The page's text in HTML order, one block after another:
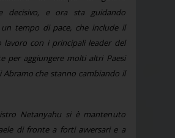
decisivo, e ora sta guidando
un tempo di pace, che include il
lavoro con i principali leader del
per aggiungere molti altri Paesi
Abramo che stanno cambiando il
Netanyahu si è mantenuto
di fronte a forti avversari e a